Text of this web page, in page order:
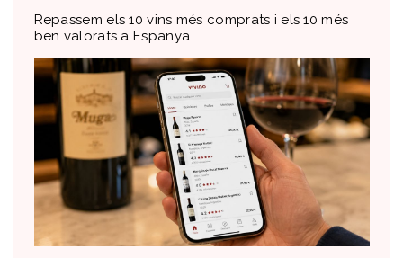
Repassem els 10 vins més comprats i els 10 més
ben valorats a Espanya.